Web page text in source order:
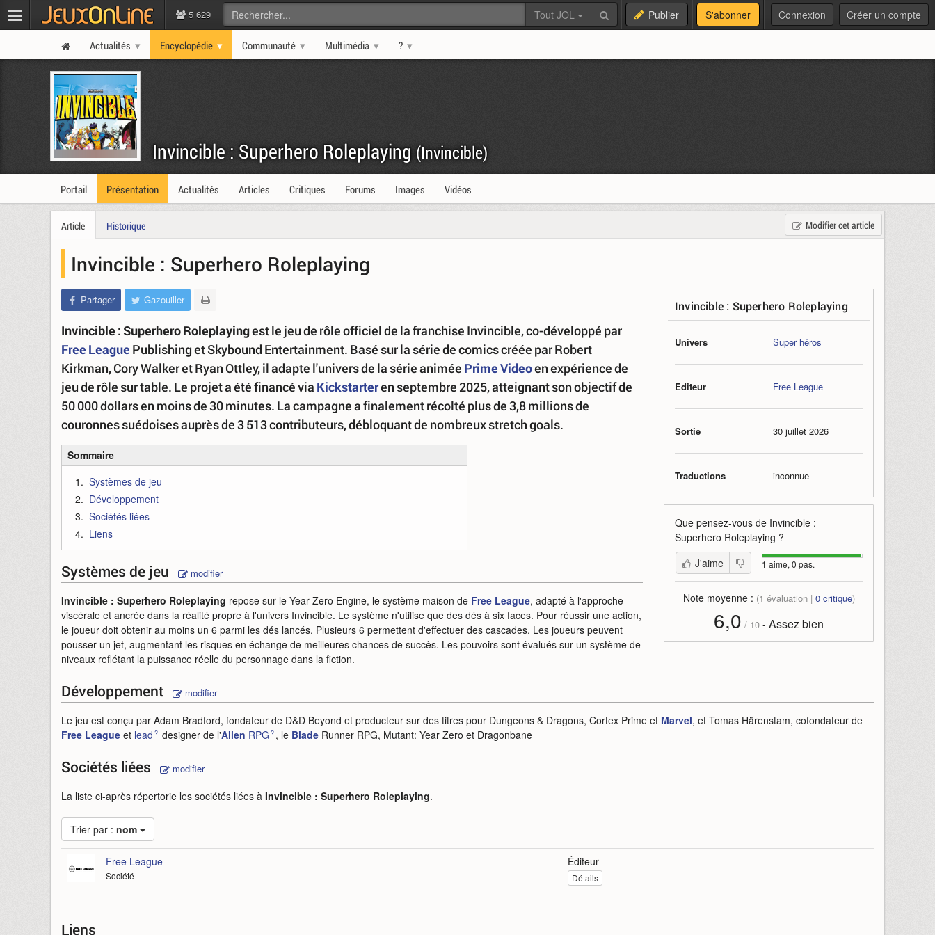
5 629 Tout JOL Publier S'abonner Connexion Créer un compte
Actualités Encyclopédie Communauté Multimédia ?
Invincible : Superhero Roleplaying(Invincible)
Portail Présentation Actualités Articles Critiques Forums Images Vidéos
Modifier cet article
Article Historique
Invincible : Superhero Roleplaying
Invincible : Superhero Roleplaying
Univers Super héros
Editeur Free League
Sortie 30 juillet 2026
Traductions inconnue
Que pensez-vous de Invincible :
Superhero Roleplaying ?
1 aime, 0 pas.
J'aime
Note moyenne : (1 évaluation | 0critique)
6,0 / 10 - Assez bien
Partager Gazouiller
Invincible : Superhero Roleplayingest le jeu de rôle officiel de la franchise Invincible, co-développé par
Free League Publishing et Skybound Entertainment. Basé sur la série de comics créée par Robert
Kirkman, Cory Walker et Ryan Ottley, il adapte l'univers de la série animée Prime Videoen expérience de
jeu de rôle sur table. Le projet a été financé via Kickstarteren septembre 2025, atteignant son objectif de
50 000 dollars en moins de 30 minutes. La campagne a finalement récolté plus de 3,8 millions de
couronnes suédoises auprès de 3 513 contributeurs, débloquant de nombreux stretch goals.
Sommaire
Systèmes de jeu
Développement
Sociétés liées
Liens
Systèmes de jeu modifier
Invincible : Superhero Roleplaying repose sur le Year Zero Engine, le système maison de Free League, adapté à l'approche
viscérale et ancrée dans la réalité propre à l'univers Invincible. Le système n'utilise que des dés à six faces. Pour réussir une action,
le joueur doit obtenir au moins un 6 parmi les dés lancés. Plusieurs 6 permettent d'effectuer des cascades. Les joueurs peuvent
pousser un jet, augmentant les risques en échange de meilleures chances de succès. Les pouvoirs sont évalués sur un système de
niveaux reflétant la puissance réelle du personnage dans la fiction.
Développement modifier
Le jeu est conçu par Adam Bradford, fondateur de D&D Beyond et producteur sur des titres pour Dungeons & Dragons, Cortex Prime et Marvel, et Tomas Härenstam, cofondateur de
Free League et lead designer de l'Alien RPG , le Blade Runner RPG, Mutant: Year Zero et Dragonbane
Sociétés liées modifier
La liste ci-après répertorie les sociétés liées à Invincible : Superhero Roleplaying.
Trier par : nom
Free League
Société
Éditeur
Détails
Liens